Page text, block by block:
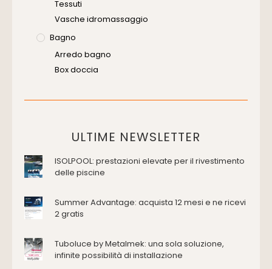
Tessuti
Vasche idromassaggio
Bagno
Arredo bagno
Box doccia
Placche di comando per wc
Domotica Ed Impianti Elettrici
Edilizia
Antincendio e sicurezza
Attrezzature manuali
Cappe d'aspirazione
Consolidamento
ULTIME NEWSLETTER
ISOLPOOL: prestazioni elevate per il rivestimento
delle piscine
Summer Advantage: acquista 12 mesi e ne ricevi
2 gratis
Tuboluce by Metalmek: una sola soluzione,
infinite possibilità di installazione